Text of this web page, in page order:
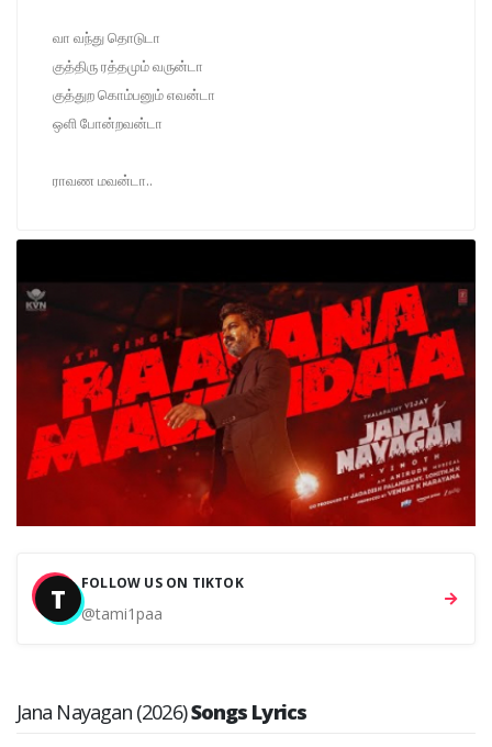
வா வந்து தொடுடா
குத்திரு ரத்தமும் வருன்டா
குத்துற கொம்பனும் எவன்டா
ஒளி போன்றவன்டா
ராவண மவன்டா..
T FOLLOW US ON TIKTOK
@tami1paa
Jana Nayagan (2026)Songs Lyrics